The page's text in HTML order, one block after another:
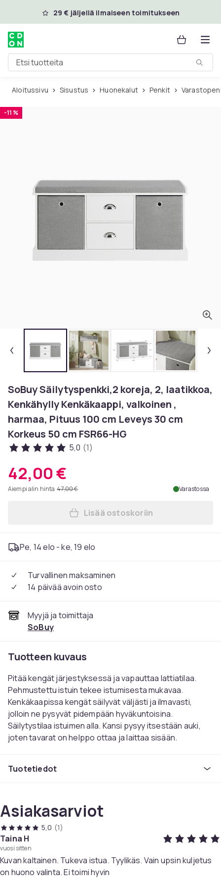
Ohita ja siirry pääsisältöön
29 € jäljellä ilmaiseen toimitukseen
Etsi tuotteita
Aloitussivu Sisustus Huonekalut Penkit
-11 %
SoBuy Säilytyspenkki,2 koreja, 2, laatikkoa,
Kenkähylly Kenkäkaappi, valkoinen ,
harmaa, ​Pituus 100 cm Leveys 30 cm
Korkeus 50 cm FSR66-HG
5,0 (1)
42,00 €
Aiempi alin hinta 47,00 € Varastossa
Lisää SoBuy
Lisää ostoskoriin
Pe, 14 elo - ke, 19 elo
Turvallinen maksaminen
14 päivää avoin osto
Myyjä ja toimittaja
SoBuy
Tuotteen kuvaus
Pitää kengät järjestyksessä ja vapauttaa lattiatilaa.
Pehmustettu istuin tekee istumisesta mukavaa.
Kenkäkaapissa kengät säilyvät väljästi ja ilmavasti,
jolloin ne pysyvät pidempään hyväkuntoisina.
Säilytystilaa istuimen alla. Kansi pysyy itsestään auki,
joten tavarat on helppo ottaa ja laittaa sisään.
Materiaalit : korkeapainelaminaattia+
Paino 20 kg Enimmäiskuormitus 150 kg
Asennusohjeet sisältyvät toimitukseen,
Ruuvit ja muut varaosat mukana
Materiaali
Puolikova kuitulevy (MDF)
Tuotetiedot
Asiakasarviot
5,0 (1)
Taina H
vuosi sitten
Kuvan kaltainen. Tukeva istua. Tyylikäs. Vain upsin kuljetus
on huono valinta. Ei toimi hyvin